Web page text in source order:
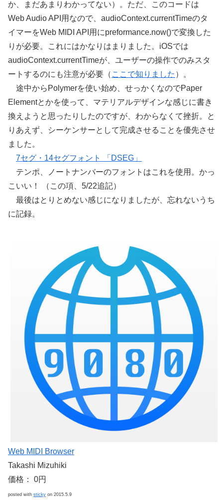
か、まだあまりわかってない）。ただ、このコードは
Web Audio API用なので、audioContext.currentTimeのタ
イマーをWeb MIDI API用にpreformance.now()で変換した
りが必要。これにはかなりはまりました。iOSでは
audioContext.currentTimeが、ユーザーの操作でのみスタ
ートするのにも注意が必要（ ここで知りました ）。
途中からPolymerを使い始め、せっかくなのでPaper
Elementとかを使って、マテリアルデザインな感じに書き
換えようと思ったりしたのですが、わからなくて挫折。と
りあえず、シーケンサーとして完成させることを優先させ
ました。
7セグ・14セグフォント 「DSEG」
テンポ、ノートナンバーのフォントはこれを使用。かっ
こいい！ （この項、5/22追記）
最後はとりとめない感じになりましたが、忘れないうち
に記録。
Web MIDI Browser
Takashi Mizuhiki
価格： 0円
posted with sticky on 2015.5.9